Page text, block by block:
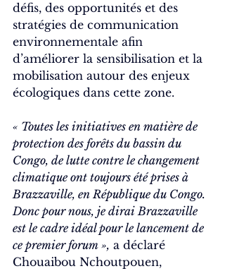
défis, des opportunités et des
stratégies de communication
environnementale afin
d’améliorer la sensibilisation et la
mobilisation autour des enjeux
écologiques dans cette zone.
« Toutes les initiatives en matière de
protection des forêts du bassin du
Congo, de lutte contre le changement
climatique ont toujours été prises à
Brazzaville, en République du Congo.
Donc pour nous, je dirai Brazzaville
est le cadre idéal pour le lancement de
ce premier forum », a déclaré
Chouaibou Nchoutpouen,